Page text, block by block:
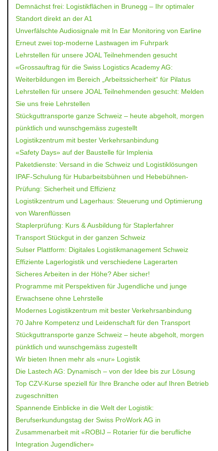
Demnächst frei: Logistikflächen in Brunegg – Ihr optimaler
Standort direkt an der A1
Unverfälschte Audiosignale mit In Ear Monitoring von Earline
Erneut zwei top-moderne Lastwagen im Fuhrpark
Lehrstellen für unsere JOAL Teilnehmenden gesucht
«Grossauftrag für die Swiss Logistics Academy AG:
Weiterbildungen im Bereich „Arbeitssicherheit“ für Pilatus
Lehrstellen für unsere JOAL Teilnehmenden gesucht: Melden
Sie uns freie Lehrstellen
Stückguttransporte ganze Schweiz – heute abgeholt, morgen
pünktlich und wunschgemäss zugestellt
Logistikzentrum mit bester Verkehrsanbindung
«Safety Days» auf der Baustelle für Implenia
Paketdienste: Versand in die Schweiz und Logistiklösungen
IPAF-Schulung für Hubarbeitsbühnen und Hebebühnen-
Prüfung: Sicherheit und Effizienz
Logistikzentrum und Lagerhaus: Steuerung und Optimierung
von Warenflüssen
Staplerprüfung: Kurs & Ausbildung für Staplerfahrer
Transport Stückgut in der ganzen Schweiz
Sulser Plattform: Digitales Logistikmanagement Schweiz
Effiziente Lagerlogistik und verschiedene Lagerarten
Sicheres Arbeiten in der Höhe? Aber sicher!
Programme mit Perspektiven für Jugendliche und junge
Erwachsene ohne Lehrstelle
Modernes Logistikzentrum mit bester Verkehrsanbindung
70 Jahre Kompetenz und Leidenschaft für den Transport
Stückguttransporte ganze Schweiz – heute abgeholt, morgen
pünktlich und wunschgemäss zugestellt
Wir bieten Ihnen mehr als «nur» Logistik
Die Lastech AG: Dynamisch – von der Idee bis zur Lösung
Top CZV-Kurse speziell für Ihre Branche oder auf Ihren Betrieb
zugeschnitten
Spannende Einblicke in die Welt der Logistik:
Berufserkundungstag der Swiss ProWork AG in
Zusammenarbeit mit «ROBIJ – Rotarier für die berufliche
Integration Jugendlicher»